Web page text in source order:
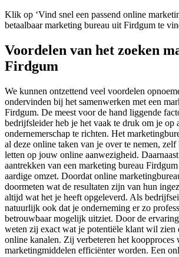
Klik op ‘Vind snel een passend online
betaalbaar marketing bureau uit Firdgum te
Voordelen van het zoeken
Firdgum
We kunnen ontzettend veel voordelen
ondervinden bij het samenwerken met een
Firdgum. De meest voor de hand liggende
bedrijfsleider heb je het vaak te druk om je op
ondernemerschap te richten. Het
al deze online taken van je over te nemen,
letten op jouw online aanwezigheid.
aantrekken van een marketing bureau
aardige omzet. Doordat online
doormeten wat de resultaten zijn van hun
altijd wat het je heeft opgeleverd. Als
natuurlijk ook dat je onderneming er zo
betrouwbaar mogelijk uitziet. Door de
weten zij exact wat je potentiële klant wil zien
online kanalen. Zij verbeteren het koopproces
marketingmiddelen efficiënter worden. Een